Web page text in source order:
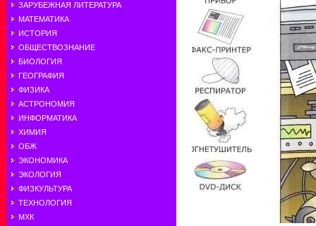
ЗАРУБЕЖНАЯ ЛИТЕРАТУРА
МАТЕМАТИКА
ИСТОРИЯ
ОБЩЕСТВОЗНАНИЕ
БИОЛОГИЯ
ГЕОГРАФИЯ
ФИЗИКА
АСТРОНОМИЯ
ИНФОРМАТИКА
ХИМИЯ
ОБЖ
ЭКОНОМИКА
ЭКОЛОГИЯ
ФИЗКУЛЬТУРА
ТЕХНОЛОГИЯ
МХК